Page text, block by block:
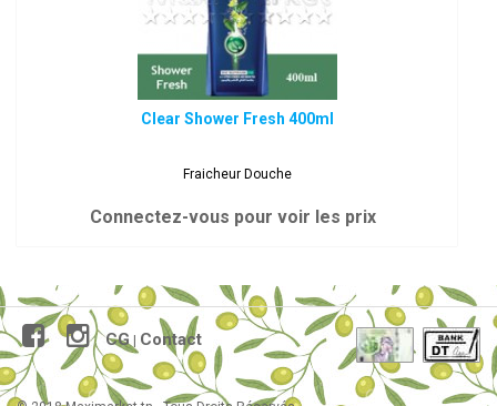
Clear Shower Fresh 400ml
Fraicheur Douche
Connectez-vous pour voir les prix
CG| Contact